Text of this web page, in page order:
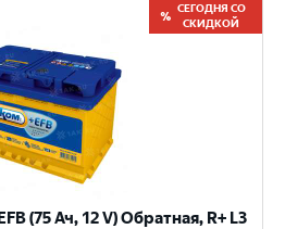
СЕГОДНЯ СО
СКИДКОЙ
(75 Ач, 12 V) Обратная, R+ L3